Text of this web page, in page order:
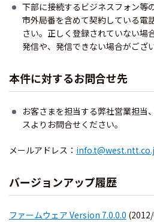
下部に接続するビジネスフォン等
市外局番を含めて契約している電
さい。正しく登録されていない場
発信や、発信できない場合がござい
本件に対するお問合せ先
お客さまを担当する弊社営業担当
スよりお問合せください。
メールアドレス：
バージョンアップ履歴
ファームウェア Version 7.0.0.0